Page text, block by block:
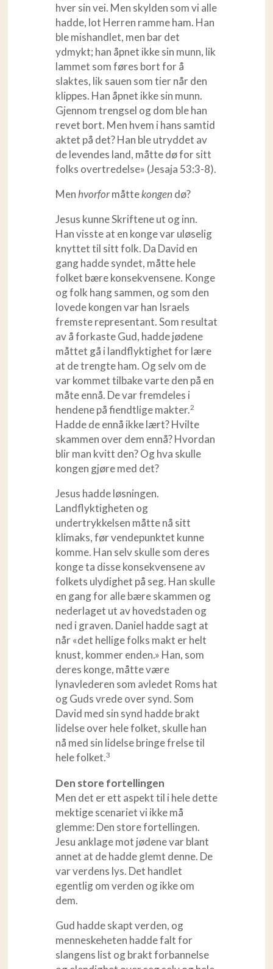
hver sin vei. Men skylden som vi alle
hadde, lot Herren ramme ham. Han
ble mishandlet, men bar det
ydmykt; han åpnet ikke sin munn, lik
lammet som føres bort for å
slaktes, lik sauen som tier når den
klippes. Han åpnet ikke sin munn.
Gjennom trengsel og dom ble han
revet bort. Men hvem i hans samtid
aktet på det? Han ble utryddet av
de levendes land, måtte dø for sitt
folks overtredelse» (Jesaja 53:3-8).
Menhvorformåttekongendø?
Jesus kunne Skriftene ut og inn.
Han visste at en konge var uløselig
knyttet til sitt folk. Da David en
gang hadde syndet, måtte hele
folket bære konsekvensene. Konge
og folk hang sammen, og som den
lovede kongen var han Israels
fremste representant. Som resultat
av å forkaste Gud, hadde jødene
måttet gå i landflyktighet for lære
at de trengte ham. Og selv om de
var kommet tilbake varte den på en
måte ennå. De var fremdeles i
hendene på fiendtlige makter.2
Hadde de ennå ikke lært? Hvilte
skammen over dem ennå? Hvordan
blir man kvitt den? Og hva skulle
kongen gjøre med det?
Jesus hadde løsningen.
Landflyktigheten og
undertrykkelsen måtte nå sitt
klimaks, før vendepunktet kunne
komme. Han selv skulle som deres
konge ta disse konsekvensene av
folkets ulydighet på seg. Han skulle
en gang for alle bære skammen og
nederlaget ut av hovedstaden og
ned i graven. Daniel hadde sagt at
når «det hellige folks makt er helt
knust, kommer enden.» Han, som
deres konge, måtte være
lynavlederen som avledet Roms hat
og Guds vrede over synd. Som
David med sin synd hadde brakt
lidelse over hele folket, skulle han
nå med sin lidelse bringe frelse til
hele folket.3
Den store fortellingen
Men det er ett aspekt til i hele dette
mektige scenariet vi ikke må
glemme: Den store fortellingen.
Jesu anklage mot jødene var blant
annet at de hadde glemt denne. De
var verdens lys. Det handlet
egentlig om verden og ikke om
dem.
Gud hadde skapt verden, og
menneskeheten hadde falt for
slangens list og brakt forbannelse